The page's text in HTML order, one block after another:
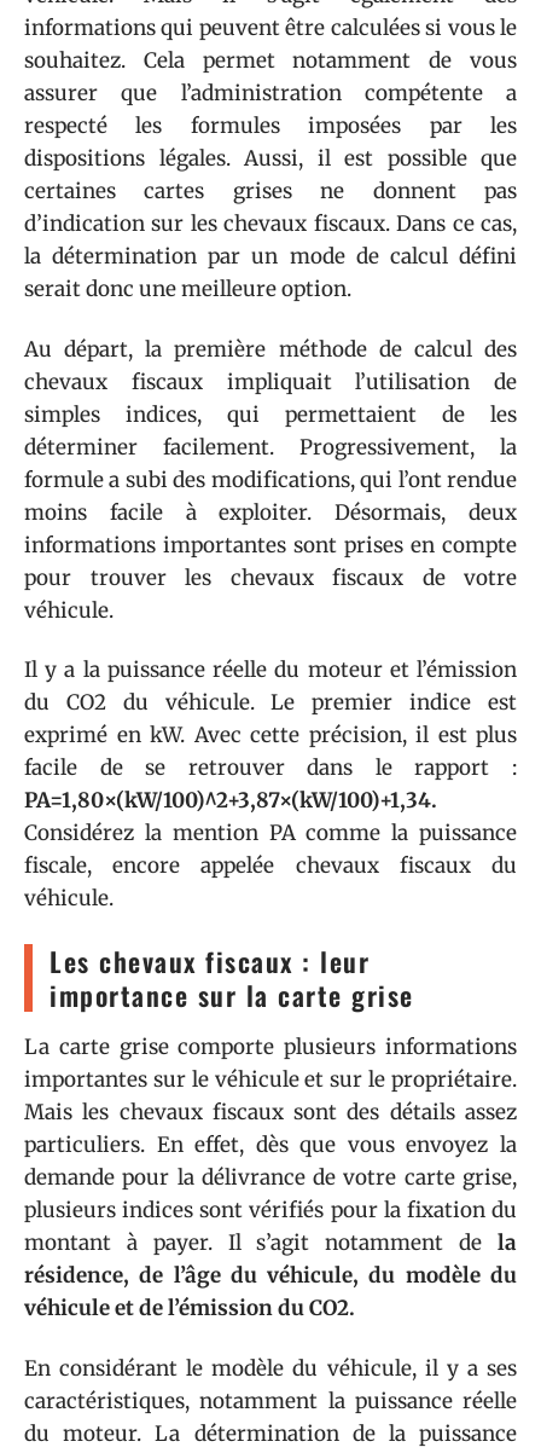
informations qui peuvent être calculées si vous le
souhaitez. Cela permet notamment de vous
assurer que l’administration compétente a
respecté les formules imposées par les
dispositions légales. Aussi, il est possible que
certaines cartes grises ne donnent pas
d’indication sur les chevaux fiscaux. Dans ce cas,
la détermination par un mode de calcul défini
serait donc une meilleure option.
Au départ, la première méthode de calcul des
chevaux fiscaux impliquait l’utilisation de
simples indices, qui permettaient de les
déterminer facilement. Progressivement, la
formule a subi des modifications, qui l’ont rendue
moins facile à exploiter. Désormais, deux
informations importantes sont prises en compte
pour trouver les chevaux fiscaux de votre
véhicule.
Il y a la puissance réelle du moteur et l’émission
du CO2 du véhicule. Le premier indice est
exprimé en kW. Avec cette précision, il est plus
facile de se retrouver dans le rapport :
PA=1,80×(kW/100)^2+3,87×(kW/100)+1,34.
Considérez la mention PA comme la puissance
fiscale, encore appelée chevaux fiscaux du
véhicule.
Les chevaux fiscaux : leur
importance sur la carte grise
La carte grise comporte plusieurs informations
importantes sur le véhicule et sur le propriétaire.
Mais les chevaux fiscaux sont des détails assez
particuliers. En effet, dès que vous envoyez la
demande pour la délivrance de votre carte grise,
plusieurs indices sont vérifiés pour la fixation du
montant à payer. Il s’agit notamment de la
résidence, de l’âge du véhicule, du modèle du
véhicule et de l’émission du CO2.
En considérant le modèle du véhicule, il y a ses
caractéristiques, notamment la puissance réelle
du moteur. La détermination de la puissance